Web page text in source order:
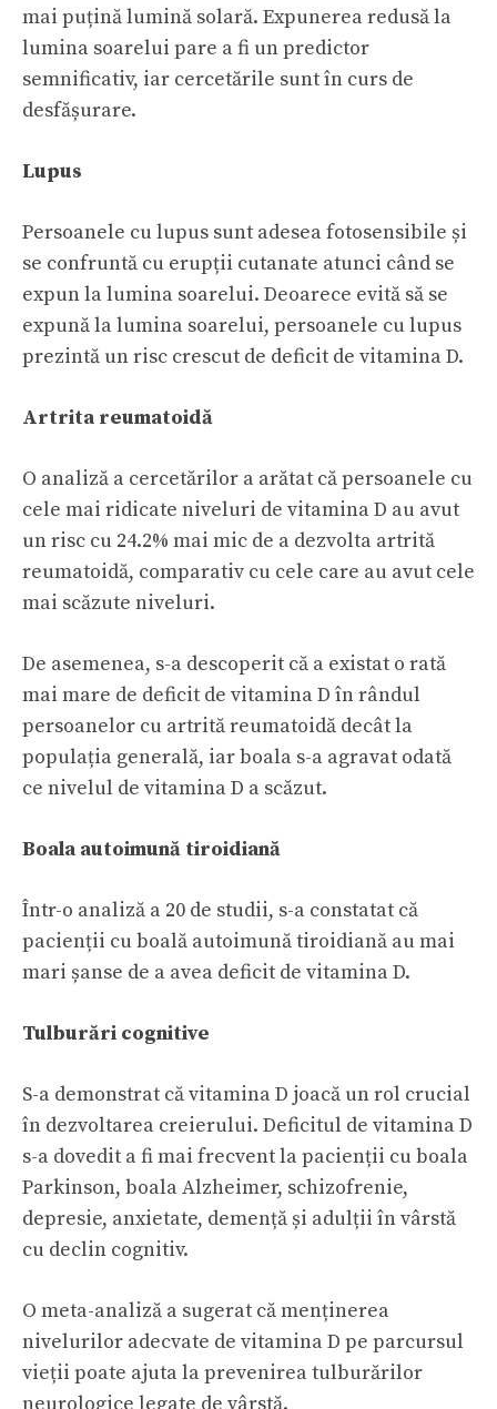
mai puțină lumină solară. Expunerea redusă la
lumina soarelui pare a fi un predictor
semnificativ, iar cercetările sunt în curs de
desfășurare.
Lupus
Persoanele cu lupus sunt adesea fotosensibile și
se confruntă cu erupții cutanate atunci când se
expun la lumina soarelui. Deoarece evită să se
expună la lumina soarelui, persoanele cu lupus
prezintă un risc crescut de deficit de vitamina D.
Artrita reumatoidă
O analiză a cercetărilor a arătat că persoanele cu
cele mai ridicate niveluri de vitamina D au avut
un risc cu 24.2% mai mic de a dezvolta artrită
reumatoidă, comparativ cu cele care au avut cele
mai scăzute niveluri.
De asemenea, s-a descoperit că a existat o rată
mai mare de deficit de vitamina D în rândul
persoanelor cu artrită reumatoidă decât la
populația generală, iar boala s-a agravat odată
ce nivelul de vitamina D a scăzut.
Boala autoimună tiroidiană
Într-o analiză a 20 de studii, s-a constatat că
pacienții cu boală autoimună tiroidiană au mai
mari șanse de a avea deficit de vitamina D.
Tulburări cognitive
S-a demonstrat că vitamina D joacă un rol crucial
în dezvoltarea creierului. Deficitul de vitamina D
s-a dovedit a fi mai frecvent la pacienții cu boala
Parkinson, boala Alzheimer, schizofrenie,
depresie, anxietate, demență și adulții în vârstă
cu declin cognitiv.
O meta-analiză a sugerat că menținerea
nivelurilor adecvate de vitamina D pe parcursul
vieții poate ajuta la prevenirea tulburărilor